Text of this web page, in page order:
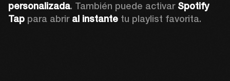
personalizada. También puede activar Spotify
Tap para abrir al instante tu playlist favorita.